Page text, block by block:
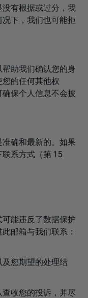
有根据或过分，我
下，我们也可能拒
助我们确认您的身
的任何其他权
保个人信息不会披
确和最新的。如果
系方式（第 15
能违反了数据保护
邮箱与我们联系：
您期望的处理结
收您的投诉，并尽